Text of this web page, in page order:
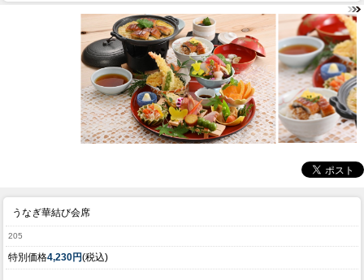
うなぎ華結び会席
205
特別価格4,230円(税込)